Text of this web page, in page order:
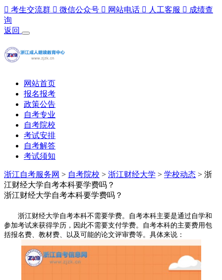
 考生交流群  微信公众号  网站电话  人工客服  成绩查
询
返回
网站首页
报名报考
政策公告
自考专业
自考院校
考试安排
自考解答
考试须知
浙江自考服务网 > 自考院校 > 浙江财经大学 > 学校动态 > 浙
江财经大学自考本科要学费吗？
浙江财经大学自考本科要学费吗？
浙江财经大学自考本科不需要学费。‌自考本科主要是通过自学和
参加考试来获得学历，‌因此不需要支付学费。‌自考本科的主要费用包
括报名费、‌教材费、‌以及可能的论文评审费等。‌具体来说：‌